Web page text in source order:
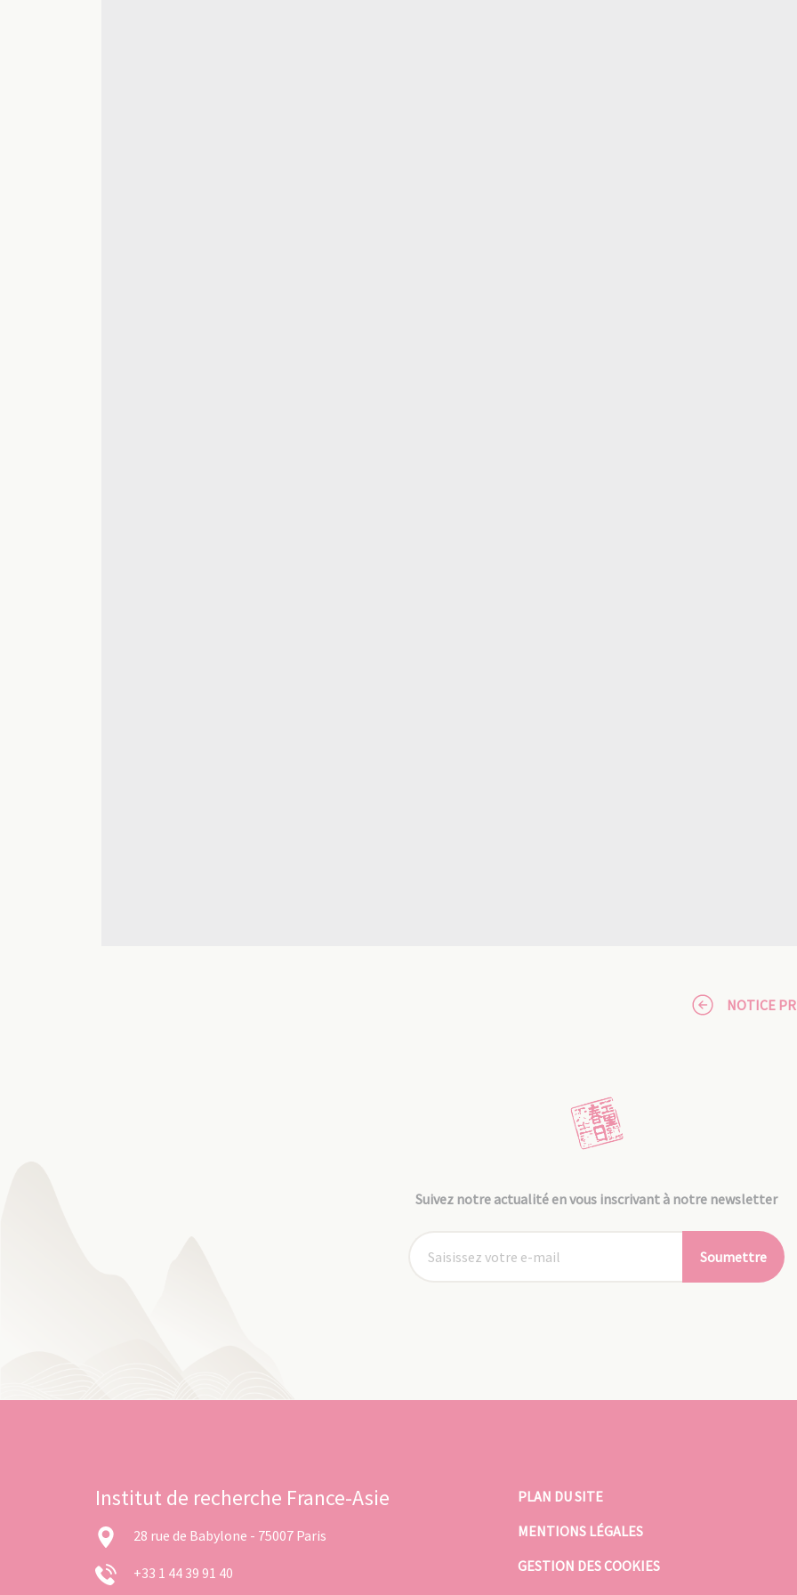
NOTICE
Suivez notre actualité en vous inscrivant à notre newsletter
Soumettre
Institut de recherche France-Asie
28 rue de Babylone - 75007 Paris
+33 1 44 39 91 40
PLAN DU SITE
MENTIONS LÉGALES
GESTION DES COOKIES